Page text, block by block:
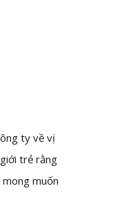
ty về vị
trẻ rằng
muốn